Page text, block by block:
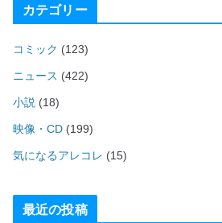
カテゴリー
コミック (123)
ニュース (422)
小説 (18)
映像・CD (199)
気になるアレコレ (15)
最近の投稿